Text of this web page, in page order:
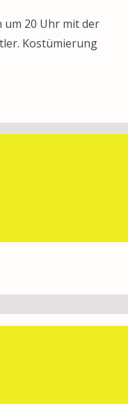
um 20 Uhr mit der
Kostümierung
Ein Grund zu feiern
zu danken! Ohne die
11:11 Uhr geben wir
euch anschliessend